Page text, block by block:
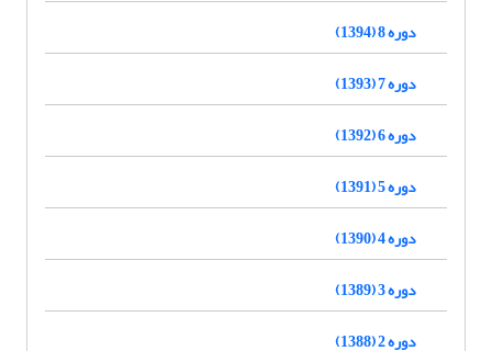
دوره 8 (1394)
دوره 7 (1393)
دوره 6 (1392)
دوره 5 (1391)
دوره 4 (1390)
دوره 3 (1389)
دوره 2 (1388)